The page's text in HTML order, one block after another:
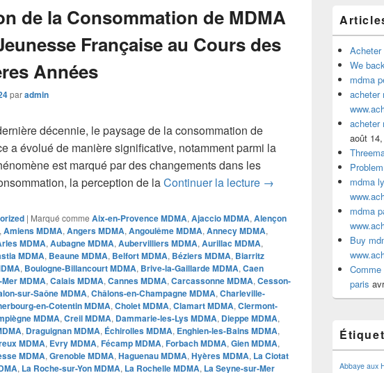
de la Consommation de MDMA
Française au Cours des
Années
paradmin
décennie, le paysage de la consommation de
a évolué de manière significative, notamment parmi la
est marqué par des changements dans les
la perception de laContinuer la lecture L’Évolution de la
→
| Marqué comme Aix-en-Provence MDMA, Ajaccio MDMA, Alençon
, Amiens MDMA, Angers MDMA, Angoulême MDMA, Annecy MDMA,
MDMA, Aubagne MDMA, Aubervilliers MDMA, Aurillac MDMA,
MDMA, Beaune MDMA, Belfort MDMA, Béziers MDMA, Biarritz
, Boulogne-Billancourt MDMA, Brive-la-Gaillarde MDMA, Caen
MDMA, Calais MDMA, Cannes MDMA, Carcassonne MDMA, Cesson-
sur-Saône MDMA, Châlons-en-Champagne MDMA, Charleville-
en-Cotentin MDMA, Cholet MDMA, Clamart MDMA, Clermont-
MDMA, Creil MDMA, Dammarie-les-Lys MDMA, Dieppe MDMA,
, Draguignan MDMA, Échirolles MDMA, Enghien-les-Bains MDMA,
MDMA, Evry MDMA, Fécamp MDMA, Forbach MDMA, Gien MDMA,
MDMA, Grenoble MDMA, Haguenau MDMA, Hyères MDMA, La Ciotat
, La Roche-sur-Yon MDMA, La Rochelle MDMA, La Seyne-sur-Mer
Acheter
We
mdma
acheter
acheter
août
mdma
mdma
Buy
paris
Abbaye aux